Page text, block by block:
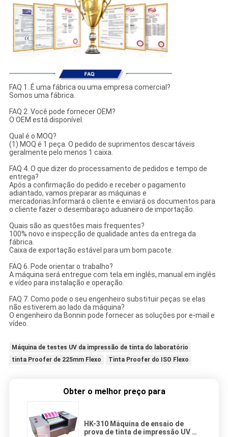
FAQ 1. É uma fábrica ou uma empresa comercial?
Somos uma fábrica.
FAQ 2. Você pode fornecer OEM?
O OEM está disponível.
Qual é o MOQ?
(1) MOQ é 1 peça. O pedido de suprimentos descartáveis
geralmente pelo menos 1 caixa.
FAQ 4. O que dizer do processamento de pedidos e tempo de
entrega?
Após a confirmação do pedido e receber o pagamento
adiantado, vamos preparar as máquinas e
mercadorias.Informará o cliente e enviará os documentos para
o cliente fazer o desembaraço aduaneiro de importação.
Quais são as questões mais frequentes?
100% novo e inspecção de qualidade antes da entrega da
fábrica.
Caixa de exportação estável para um bom pacote.
FAQ 6. Pode orientar o trabalho?
A máquina será entregue com tela em inglês, manual em inglês
e vídeo para instalação e operação.
FAQ 7. Como pode o seu engenheiro substituir peças se elas
não estiverem ao lado da máquina?
O engenheiro da Bonnin pode fornecer as soluções por e-mail e
vídeo.
Máquina de testes UV da impressão de tinta do laboratório
tinta Proofer de 225mm Flexo
Tinta Proofer do ISO Flexo
Obter o melhor preço para
HK-310 Máquina de ensaio de
prova de tinta de impressão UV de